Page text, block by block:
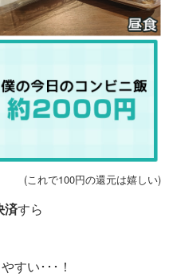
(これで100円の還元は嬉しい)
済すら
すい･･･！